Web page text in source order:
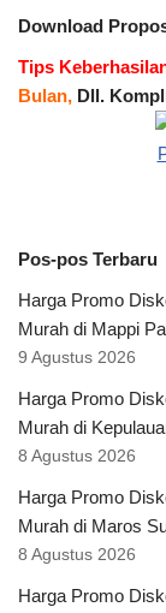
Download
Tips
Bulan, Dll.
Pos-pos Terbaru
Harga Promo
Murah di Mappi
9 Agustus 2026
Harga Promo
Murah di
8 Agustus 2026
Harga Promo
Murah di Maros
8 Agustus 2026
Harga Promo